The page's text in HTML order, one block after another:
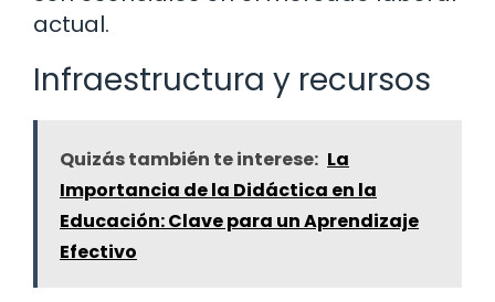
actual.
Infraestructura y recursos
Quizás también te interese: La
Importancia de la Didáctica en la
Educación: Clave para un Aprendizaje
Efectivo